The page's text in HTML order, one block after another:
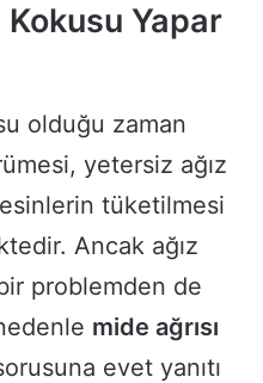
Kokusu Yapar
olduğu zaman
yetersiz ağız
tüketilmesi
Ancak ağız
problemden de
mide ağrısı
evet yanıtı